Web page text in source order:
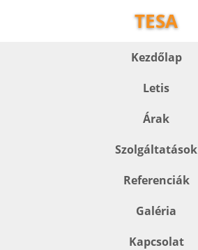
TESA
Kezdőlap
Letis
Árak
Szolgáltatások
Referenciák
Galéria
Kapcsolat